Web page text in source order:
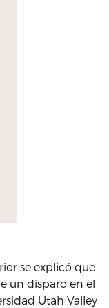
se explicó que
un disparo en el
Utah Valley